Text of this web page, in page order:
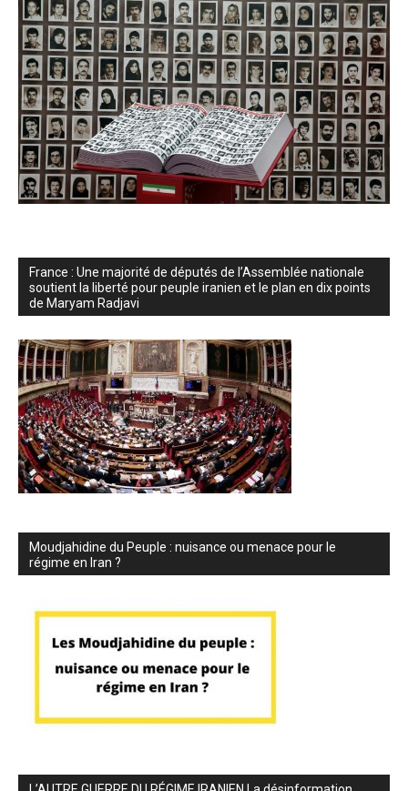
France : Une majorité de députés de l’Assemblée nationale
soutient la liberté pour peuple iranien et le plan en dix points
de Maryam Radjavi
Moudjahidine du Peuple : nuisance ou menace pour le
régime en Iran ?